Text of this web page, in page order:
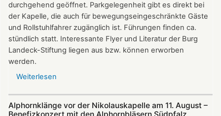
durchgehend geöffnet. Parkgelegenheit gibt es direkt bei
der Kapelle, die auch für bewegungseingeschränkte Gäste
und Rollstuhlfahrer zugänglich ist. Führungen finden ca.
stündlich statt. Interessante Flyer und Literatur der Burg
Landeck-Stiftung liegen aus bzw. können erworben
werden.
Weiterlesen
bei
Alphornklänge vor der Nikolauskapelle am 11. August –